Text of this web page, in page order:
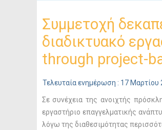
Συμμετοχή
διαδικτυακό
through project-
Τελευταία ενημέρωση : 17 Μαρτίου
Σε συνέχεια της ανοιχτής
εργαστήριο επαγγελματικής
λόγω της διαθεσιμότητας